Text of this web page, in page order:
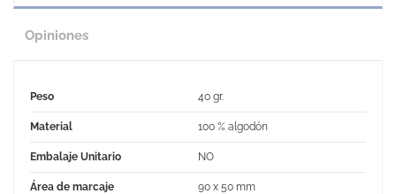
Opiniones
Peso 40 gr.
Material 100 % algodón
Embalaje Unitario NO
Área de marcaje 90 x 50 mm